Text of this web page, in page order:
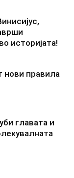
историјата!
нови правила
главата и